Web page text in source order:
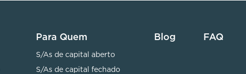
Para Quem
S/As de capital aberto
S/As de capital fechado
Blog FAQ